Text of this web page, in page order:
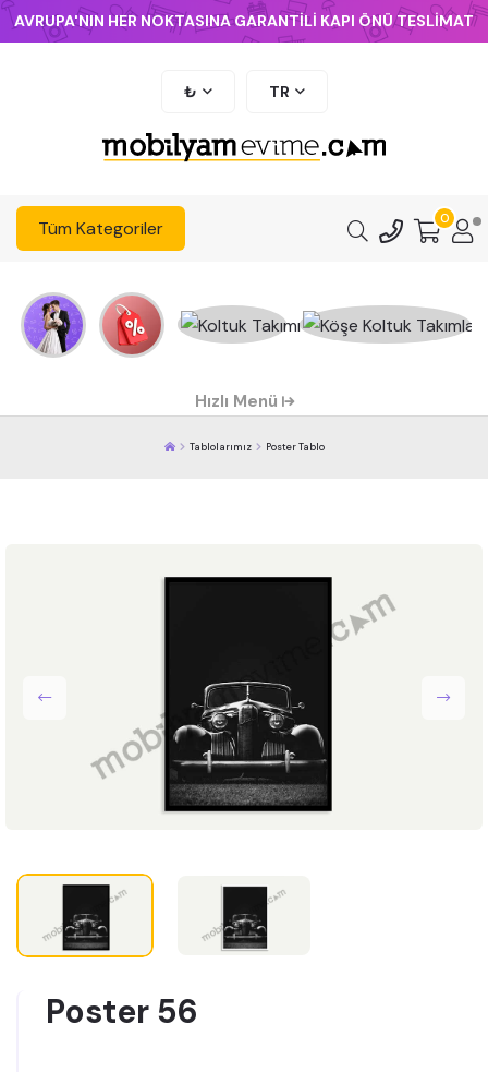
AVRUPA'NIN HER NOKTASINA GARANTİLİ KAPI ÖNÜ TESLİMAT
₺ TR
Tüm Kategoriler 0
Hızlı Menü
Tablolarımız Poster Tablo
Poster 56